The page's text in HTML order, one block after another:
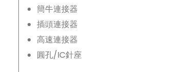
簡牛連接器
插頭連接器
高速連接器
圓孔/IC針座